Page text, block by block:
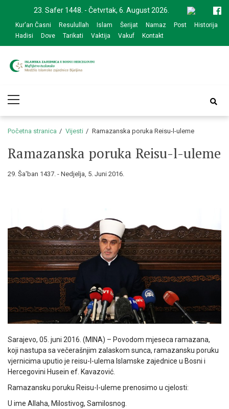
navigation
content
23. Safer 1448. - Četvrtak, 6. August 2026.
Kur'an Časni Resulullah Islam Šerijat Namaz Post
Historija
Hadisi
Dove Tarikati Vaktija Vakuf Kontakt
zajednice Bijeljina
Menu
Početna stranica Vijesti Ramazanska poruka Reisu-l-uleme
Ramazanska poruka Reisu-l-uleme
29. Ša'ban 1437. - Nedjelja, 5. Juni 2016.
Sarajevo, 05. juni 2016. (MINA) – Povodom mjeseca ramazana,
koji nastupa sa večerašnjim zalaskom sunca, ramazansku poruku
vjernicima uputio je reisu-l-ulema Islamske zajednice u Bosni i
Hercegovini Husein ef. Kavazović.
Ramazansku poruku Reisu-l-uleme prenosimo u cjelosti:
U ime Allaha, Milostivog, Samilosnog.